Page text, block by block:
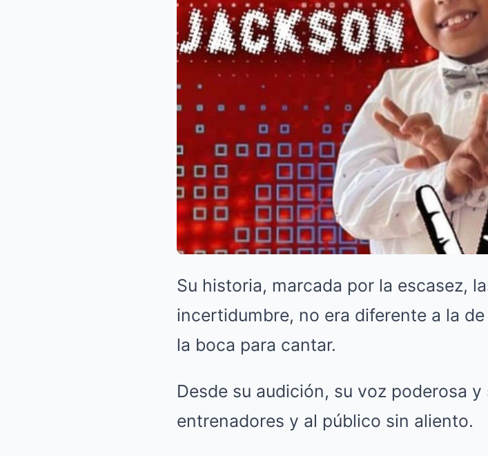
Su historia, marcada por la escasez,
incertidumbre, no era diferente a la
la boca para cantar.
Desde su audición, su voz poderosa
entrenadores y al público sin aliento.